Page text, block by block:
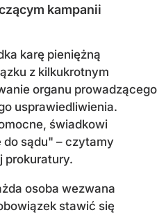
kampanii
karę pieniężną
z kilkukrotnym
organu prowadzącego
usprawiedliwienia.
świadkowi
do sądu" – czytamy
prokuratury.
osoba wezwana
stawić się